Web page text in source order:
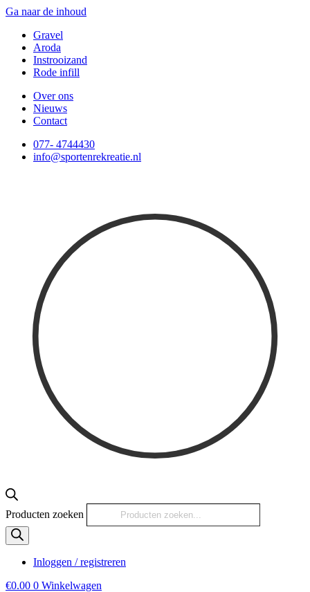
Ga naar de inhoud
Gravel
Aroda
Instrooizand
Rode infill
Over ons
Nieuws
Contact
077- 4744430
info@sportenrekreatie.nl
Producten zoeken
Inloggen / registreren
€0.00 0 Winkelwagen